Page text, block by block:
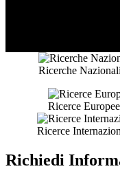
Ricerche
Ricerce
Ricerce
Richiedi